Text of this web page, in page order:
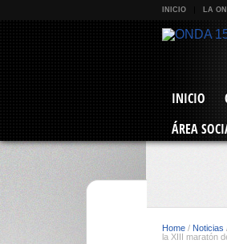
INICIO LA
INICIO
ÁREA
Home / Noticias
la XIII maratón